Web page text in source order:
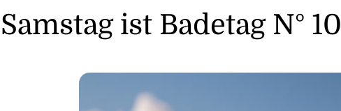
Samstag ist Badetag N° 10